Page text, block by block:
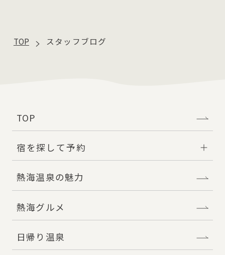
TOP スタッフブログ
TOP
宿を探して予約
熱海温泉の魅力
熱海グルメ
日帰り温泉